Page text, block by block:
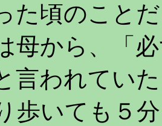
た頃のこと
母から、「
言われてい
歩いても５